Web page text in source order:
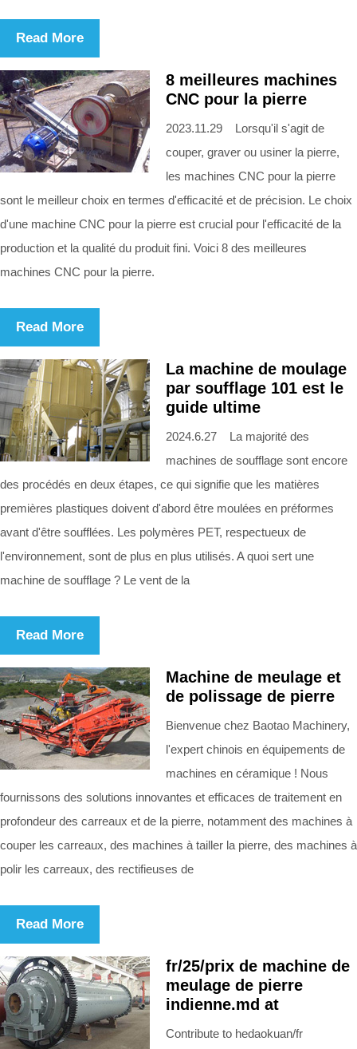
Read More
8 meilleures machines
CNC pour la pierre
2023.11.29 Lorsqu'il s'agit de
couper, graver ou usiner la pierre,
les machines CNC pour la pierre
sont le meilleur choix en termes d'efficacité et de précision. Le choix
d'une machine CNC pour la pierre est crucial pour l'efficacité de la
production et la qualité du produit fini. Voici 8 des meilleures
machines CNC pour la pierre.
Read More
La machine de moulage
par soufflage 101 est le
guide ultime
2024.6.27 La majorité des
machines de soufflage sont encore
des procédés en deux étapes, ce qui signifie que les matières
premières plastiques doivent d'abord être moulées en préformes
avant d'être soufflées. Les polymères PET, respectueux de
l'environnement, sont de plus en plus utilisés. A quoi sert une
machine de soufflage ? Le vent de la
Read More
Machine de meulage et
de polissage de pierre
Bienvenue chez Baotao Machinery,
l'expert chinois en équipements de
machines en céramique ! Nous
fournissons des solutions innovantes et efficaces de traitement en
profondeur des carreaux et de la pierre, notamment des machines à
couper les carreaux, des machines à tailler la pierre, des machines à
polir les carreaux, des rectifieuses de
Read More
fr/25/prix de machine de
meulage de pierre
indienne.md at
Contribute to hedaokuan/fr